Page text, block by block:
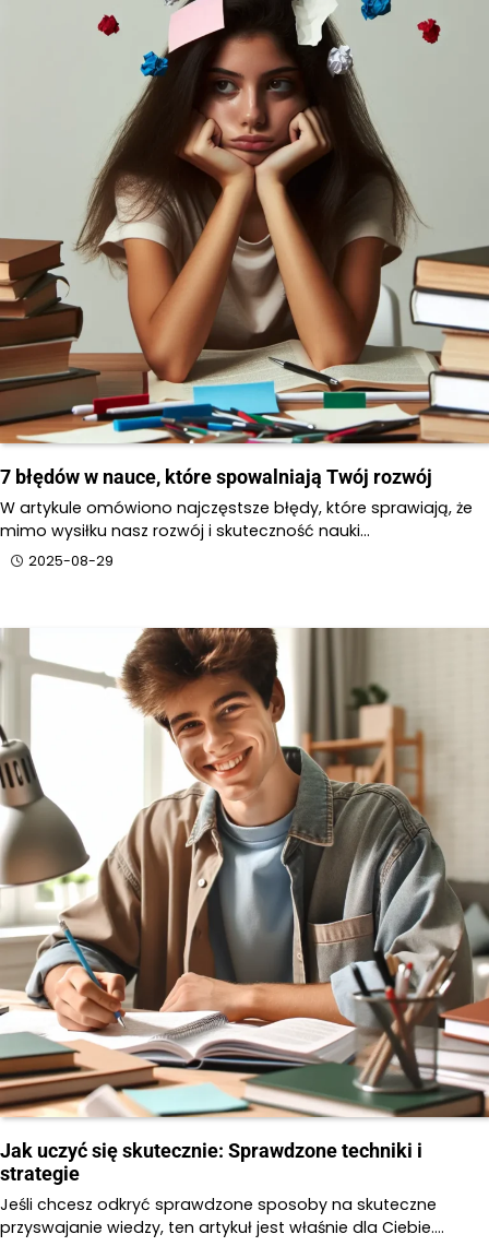
7 błędów w nauce, które spowalniają Twój rozwój
W artykule omówiono najczęstsze błędy, które sprawiają, że
mimo wysiłku nasz rozwój i skuteczność nauki…
2025-08-29
Jak uczyć się skutecznie: Sprawdzone techniki i
strategie
Jeśli chcesz odkryć sprawdzone sposoby na skuteczne
przyswajanie wiedzy, ten artykuł jest właśnie dla Ciebie.…